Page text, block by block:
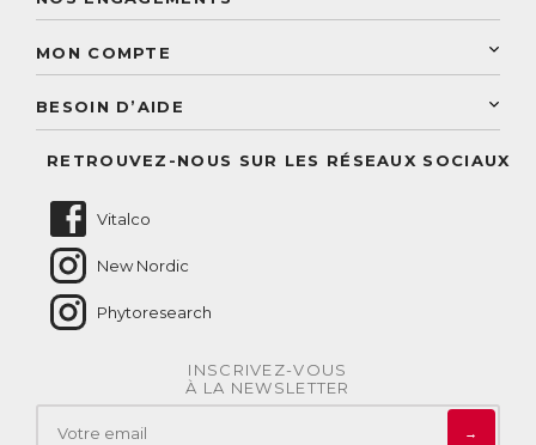
Découvrez le catalogue
Paiement sécurisé
Conseils personnalisés
Conseil personnalisé
MON COMPTE
BESOIN D’AIDE
RETROUVEZ-NOUS SUR LES RÉSEAUX SOCIAUX
Vitalco
New Nordic
Phytoresearch
INSCRIVEZ-VOUS
À LA NEWSLETTER
→